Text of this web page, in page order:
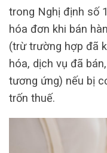
trong Nghị định số
hóa đơn khi bán
(trừ trường hợp đã
hóa, dịch vụ đã
tương ứng) nếu bị
trốn thuế.